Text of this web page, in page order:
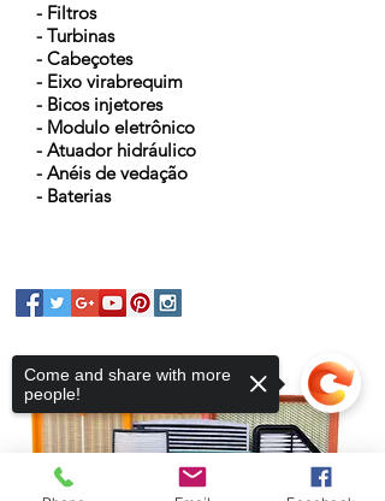
- Filtros
- Turbinas
- Cabeçotes
- Eixo virabrequim
- Bicos injetores
- Modulo eletrônico
- Atuador hidráulico
- Anéis de vedação
- Baterias
Come and share with more
people!